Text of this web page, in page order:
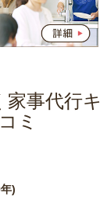
事代行キ
ミ
)